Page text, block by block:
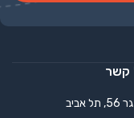
קשר
אביב